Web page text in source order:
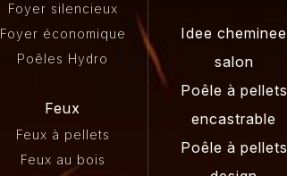
Foyer silencieux
Foyer économique
Poêles Hydro
Feux
Feux à pellets
Feux au bois
Idee cheminee
salon
Poêle à pellets
encastrable
Poêle à pellets